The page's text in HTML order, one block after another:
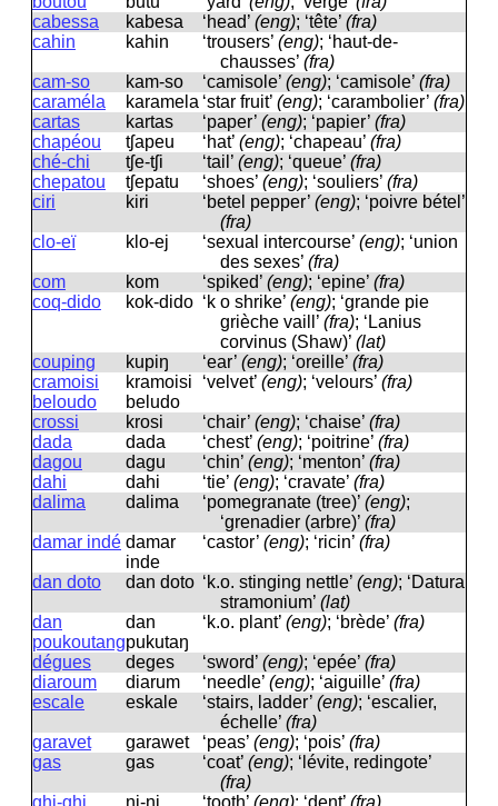
cabessa
kabesa ‘head’ (eng); ‘tête’ (fra)
cahin
kahin ‘trousers’ (eng); ‘haut-de-
chausses’ (fra)
cam-so
kam-so ‘camisole’ (eng); ‘camisole’ (fra)
caraméla
karamela ‘star fruit’ (eng); ‘carambolier’ (fra)
cartas
kartas ‘paper’ (eng); ‘papier’ (fra)
chapéou
tʃapeu ‘hat’ (eng); ‘chapeau’ (fra)
ché-chi
tʃe-tʃi ‘tail’ (eng); ‘queue’ (fra)
chepatou
tʃepatu ‘shoes’ (eng); ‘souliers’ (fra)
ciri
kiri ‘betel pepper’ (eng); ‘poivre bétel’
(fra)
clo-eï
klo-ej ‘sexual intercourse’ (eng); ‘union
des sexes’ (fra)
com
kom ‘spiked’ (eng); ‘epine’ (fra)
coq-dido
kok-dido ‘k o shrike’ (eng); ‘grande pie
grièche vaill’ (fra); ‘Lanius
corvinus (Shaw)’ (lat)
couping
kupiŋ ‘ear’ (eng); ‘oreille’ (fra)
cramoisi
beloudo
kramoisi
beludo
‘velvet’ (eng); ‘velours’ (fra)
crossi krosi ‘chair’ (eng); ‘chaise’ (fra)
dada
dada ‘chest’ (eng); ‘poitrine’ (fra)
dagou
daɡu ‘chin’ (eng); ‘menton’ (fra)
dahi
dahi ‘tie’ (eng); ‘cravate’ (fra)
dalima
dalima ‘pomegranate (tree)’ (eng);
‘grenadier (arbre)’ (fra)
damar indé damar
inde
‘castor’ (eng); ‘ricin’ (fra)
dan doto dan doto ‘k.o. stinging nettle’ (eng); ‘Datura
stramonium’ (lat)
dan
poukoutang
dan
pukutaŋ
‘k.o. plant’ (eng); ‘brède’ (fra)
dégues deɡes ‘sword’ (eng); ‘epée’ (fra)
diaroum
diarum ‘needle’ (eng); ‘aiguille’ (fra)
escale
eskale ‘stairs, ladder’ (eng); ‘escalier,
échelle’ (fra)
garavet
ɡarawet ‘peas’ (eng); ‘pois’ (fra)
gas
ɡas ‘coat’ (eng); ‘lévite, redingote’
(fra)
ghi-ghi
ɲi-ɲi ‘tooth’ (eng); ‘dent’ (fra)